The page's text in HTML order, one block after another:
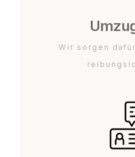
Wir sorgen